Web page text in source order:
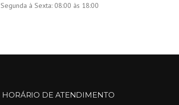
Segunda à Sexta: 08:00 às 18:00
HORÁRIO DE ATENDIMENTO